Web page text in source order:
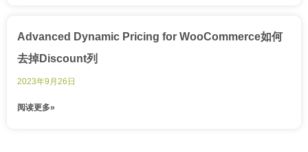
Advanced Dynamic Pricing for WooCommerce如何
去掉Discount列
2023年9月26日
阅读更多»